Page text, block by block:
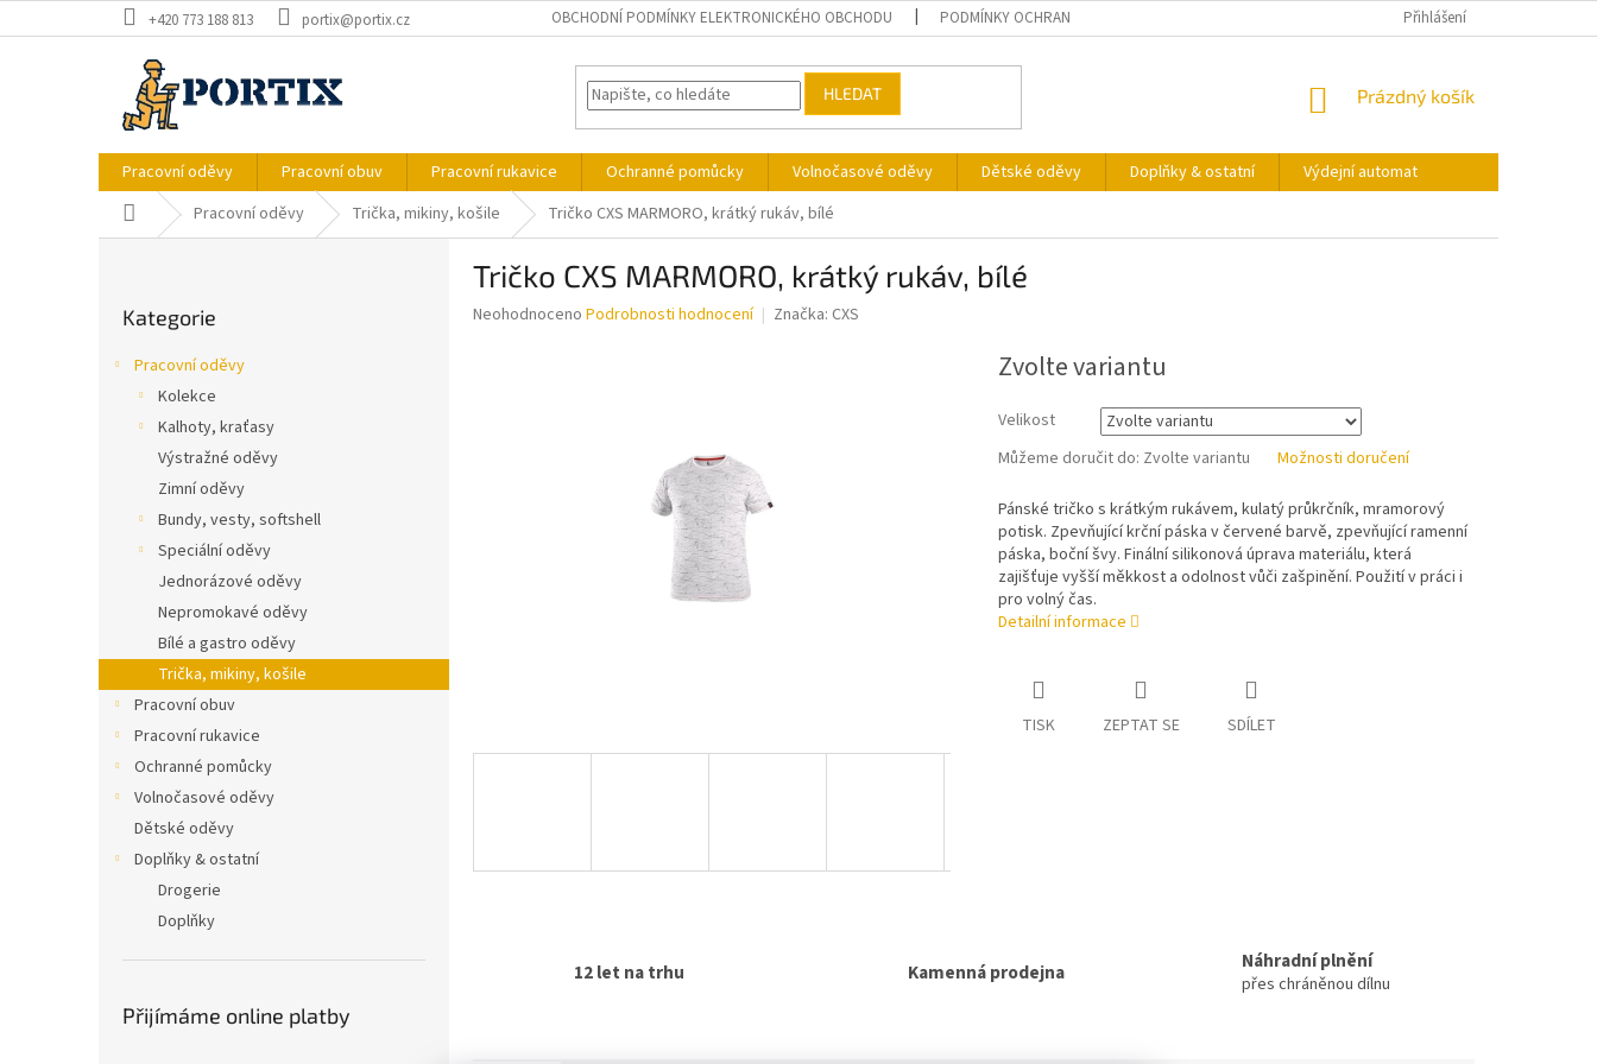
na
+420 773 188 813 portix@portix.cz OBCHODNÍ PODMÍNKY ELEKTRONICKÉHO OBCHODU PODMÍNKY OCHRANY OSOBNÍCH ÚDAJŮ VÝDEJNÍ AUTOMAT
Přihlášení
HLEDAT
NÁKUPNÍ
Prázdný košík
Pracovní oděvy Pracovní obuv Pracovní rukavice Ochranné pomůcky Volnočasové oděvy Dětské oděvy Doplňky & ostatní
Výdejní automat
Domů Pracovní oděvy Trička, mikiny, košile Tričko CXS MARMORO, krátký rukáv, bílé
kategorie
Kategorie
Pracovní oděvy
Kolekce
Kalhoty, kraťasy
Výstražné oděvy
Zimní oděvy
Bundy, vesty, softshell
Speciální oděvy
Jednorázové oděvy
Nepromokavé oděvy
Bílé a gastro oděvy
Trička, mikiny, košile
Pracovní obuv
Pracovní rukavice
Ochranné pomůcky
Volnočasové oděvy
Dětské oděvy
Doplňky & ostatní
Drogerie
Doplňky
Přijímáme online platby
Tričko CXS MARMORO, krátký rukáv, bílé
Průměrné
Neohodnoceno Podrobnosti hodnocení Značka: CXS
Zvolte variantu
Velikost
Můžeme doručit do: Zvolte variantu Možnosti doručení
Pánské tričko s krátkým rukávem, kulatý průkrčník, mramorový
potisk. Zpevňující krční páska v červené barvě, zpevňující ramenní
páska, boční švy. Finální silikonová úprava materiálu, která
zajišťuje vyšší měkkost a odolnost vůči zašpinění. Použití v práci i
pro volný čas.
Detailní informace
TISK ZEPTAT SE SDÍLET
12 let na trhu Kamenná prodejna Náhradní plnění
přes chráněnou dílnu